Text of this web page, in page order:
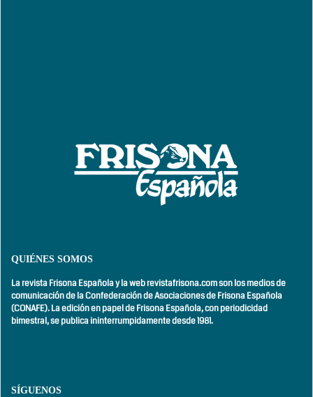
QUIÉNES SOMOS
La revista Frisona Española y la web revistafrisona.com son los medios de
comunicación de la Confederación de Asociaciones de Frisona Española
(CONAFE). La edición en papel de Frisona Española, conperiodicidad
bimestral,se publica ininterrumpidamente desde 1981.
SÍGUENOS